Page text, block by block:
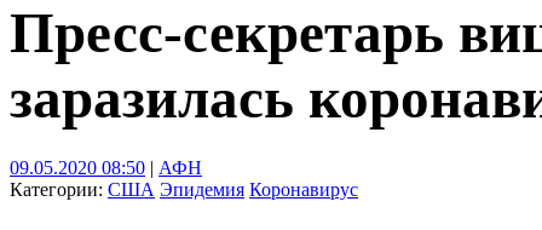
Пресс-секретарь
заразилась
09.05.2020 08:50 | АФН
Категории: США Эпидемия Коронавирус